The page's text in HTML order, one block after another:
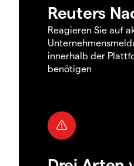
Reuters
Reagieren Sie auf
innerhalb der
benötigen